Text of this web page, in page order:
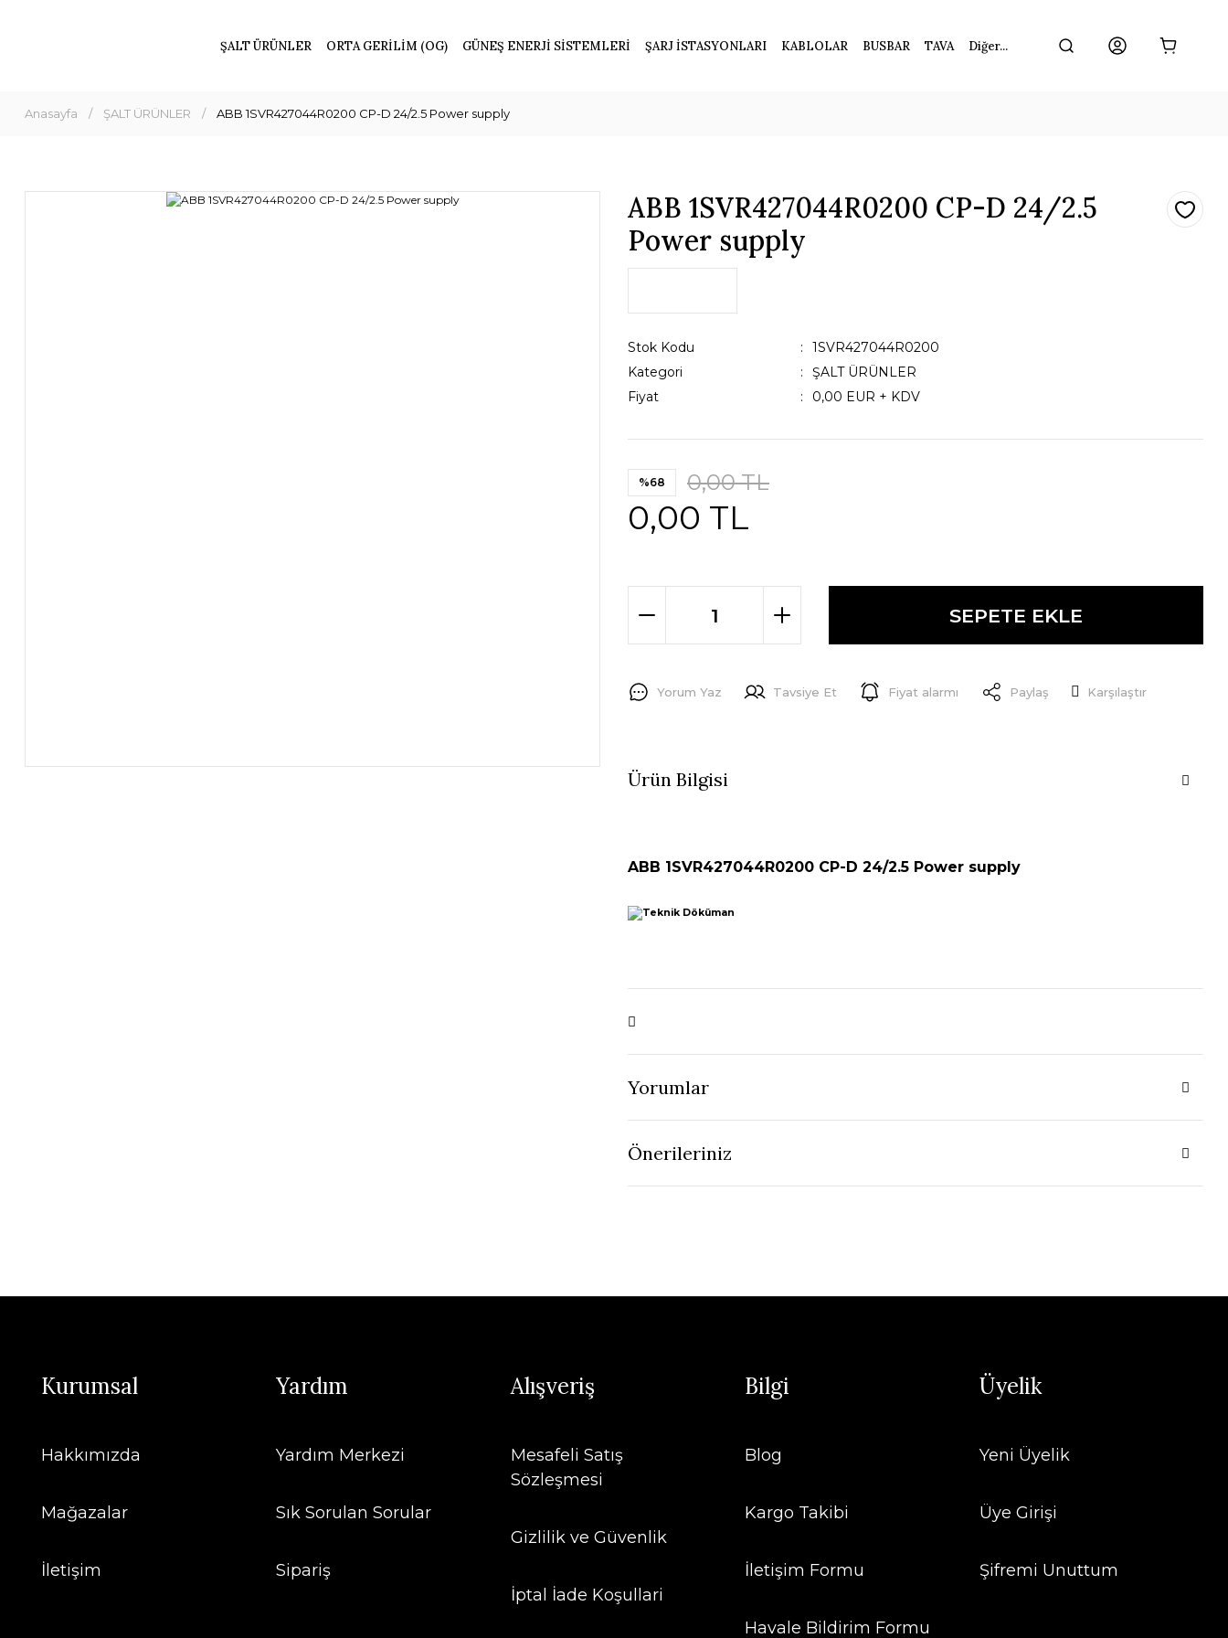
ŞALT ÜRÜNLER ORTA GERİLİM (OG) GÜNEŞ ENERJİ SİSTEMLERİ ŞARJ İSTASYONLARI KABLOLAR BUSBAR TAVA Diğer...
Anasayfa ŞALT ÜRÜNLER ABB 1SVR427044R0200 CP-D 24/2.5 Power supply
ABB 1SVR427044R0200 CP-D 24/2.5
Power supply
Stok Kodu
1SVR427044R0200
Kategori
ŞALT ÜRÜNLER
Fiyat
0,00 EUR + KDV
%68 0,00 TL
0,00 TL
SEPETE EKLE
Yorum Yaz Tavsiye Et Fiyat alarmı Paylaş Karşılaştır
Ürün Bilgisi
ABB 1SVR427044R0200 CP-D 24/2.5 Power supply
Yorumlar
Önerileriniz
Kurumsal
Hakkımızda
Mağazalar
İletişim
Yardım
Yardım Merkezi
Sık Sorulan Sorular
Sipariş
Alışveriş
Mesafeli Satış
Sözleşmesi
Gizlilik ve Güvenlik
İptal İade Koşullari
Bilgi
Blog
Kargo Takibi
İletişim Formu
Havale Bildirim Formu
Üyelik
Yeni Üyelik
Üye Girişi
Şifremi Unuttum